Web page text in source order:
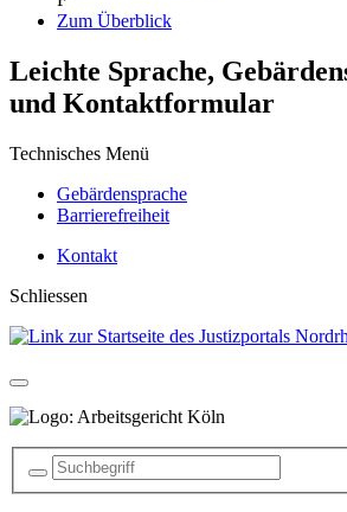
Zum Überblick
Leichte Sprache,
und Kontaktformular
Technisches Menü
Gebärdensprache
Barrierefreiheit
Kontakt
Schliessen